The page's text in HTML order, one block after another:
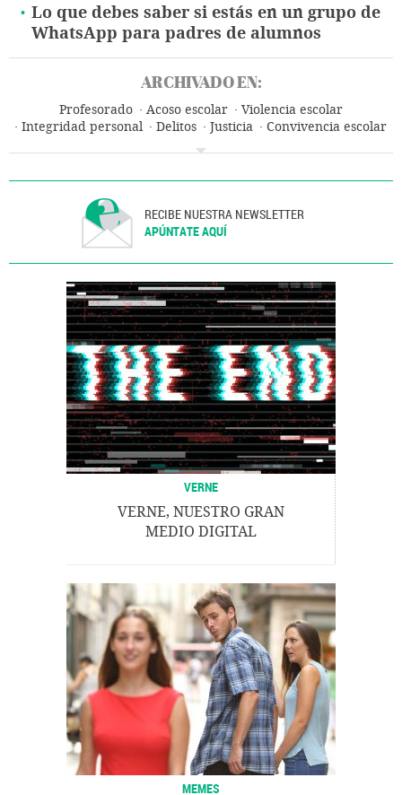
Lo que debes saber si estás en un grupo de
WhatsApp para padres de alumnos
ARCHIVADO EN:
Profesorado Acoso escolar
Violencia escolar
Integridad personal
Delitos Justicia
Convivencia escolar
RECIBE NUESTRA NEWSLETTER
APÚNTATE AQUÍ
VERNE
VERNE, NUESTRO GRAN
MEDIO DIGITAL
MEMES